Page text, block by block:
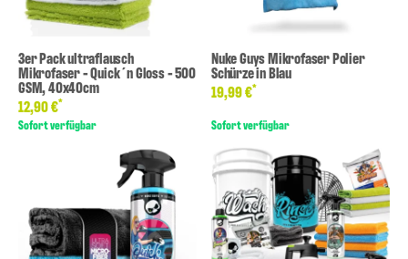
3er Pack ultraflausch
Mikrofaser - Quick´n Gloss - 500
GSM, 40x40cm
12,90 €*
Sofort verfügbar
Nuke Guys Mikrofaser Polier
Schürze in Blau
19,99 €*
Sofort verfügbar